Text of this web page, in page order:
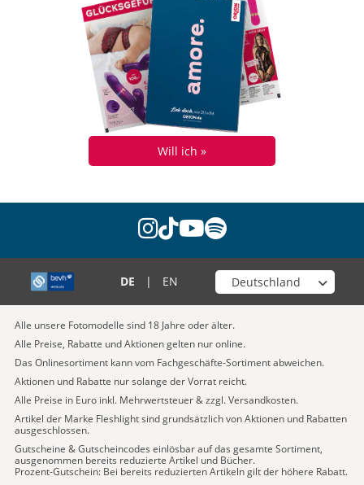
Will ich »
instagram
tiktok
youtube
spotify
DE | EN Wähle deinen Shop
Alle unsere Fotomodelle sind 18 Jahre oder älter.
Alle Preise, Rabatte und Aktionen gelten nur online.
Das Onlinesortiment kann vom Fachgeschäfte-Sortiment abweichen.
Aktionen und Rabatte nur solange der Vorrat reicht.
Alle Preise in Euro inkl. Mehrwertsteuer & zzgl. Versandkosten.
Artikel der Marke Fleshlight sind grundsätzlich von Aktionen und Rabatten
ausgeschlossen.
Gutscheine & Gutscheincodes einlösbar auf das gesamte Sortiment,
ausgenommen bereits reduzierte Artikel und Bücher.
Prozent-Gutschein: Bei bereits reduzierten Artikeln gilt der höhere Rabatt.